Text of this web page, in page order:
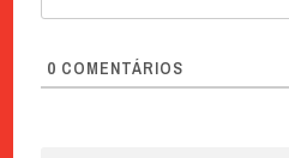
0 COMENTÁRIOS